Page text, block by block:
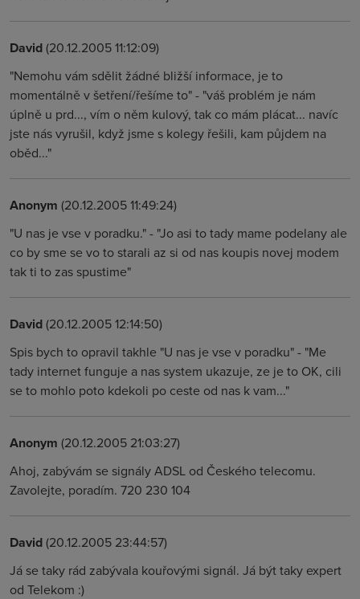
David(20.12.2005 11:12:09)
"Nemohu vám sdělit žádné bližší informace, je to
momentálně v šetření/řešíme to" - "váš problém je nám
úplně u prd..., vím o něm kulový, tak co mám plácat... navíc
jste nás vyrušil, když jsme s kolegy řešili, kam půjdem na
oběd..."
Anonym (20.12.2005 11:49:24)
"U nas je vse v poradku." - "Jo asi to tady mame podelany ale
co by sme se vo to starali az si od nas koupis novej modem
tak ti to zas spustime"
David(20.12.2005 12:14:50)
Spis bych to opravil takhle "U nas je vse v poradku" - "Me
tady internet funguje a nas system ukazuje, ze je to OK, cili
se to mohlo poto kdekoli po ceste od nas k vam..."
Anonym (20.12.2005 21:03:27)
Ahoj, zabývám se signály ADSL od Českého telecomu.
Zavolejte, poradím. 720 230 104
David(20.12.2005 23:44:57)
Já se taky rád zabývala kouřovými signál. Já být taky expert
od Telekom :)